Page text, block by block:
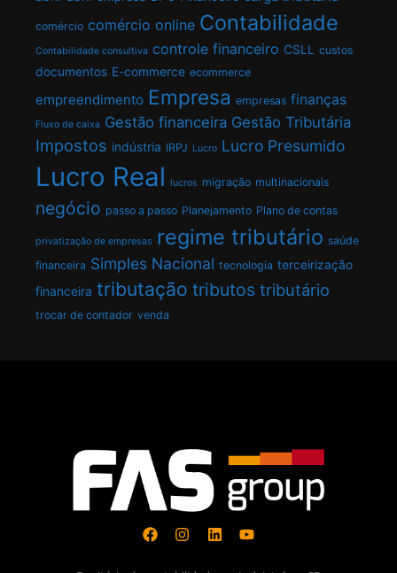
comércio comércio online Contabilidade
Contabilidade consultiva controle financeiro CSLL custos
documentos E-commerce ecommerce
empreendimento Empresa empresas finanças
Fluxo de caixa Gestão financeira Gestão Tributária
Impostos indústria IRPJ Lucro Lucro Presumido
Lucro Real lucros migração multinacionais
negócio passo a passo Planejamento Plano de contas
privatização de empresas regime tributário saúde
financeira Simples Nacional tecnologia terceirização
financeira tributação tributos tributário
trocar de contador venda